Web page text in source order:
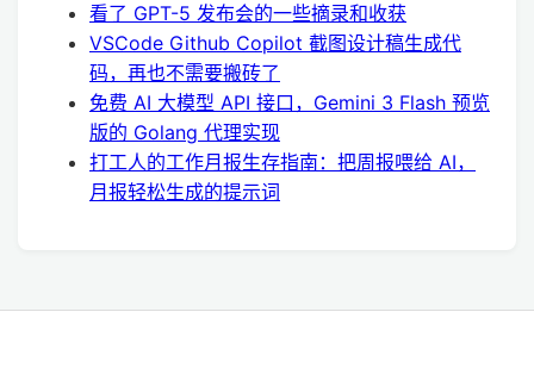
看了 GPT-5 发布会的一些摘录和收获
VSCode Github Copilot 截图设计稿生成代
码，再也不需要搬砖了
免费 AI 大模型 API 接口，Gemini 3 Flash 预览
版的 Golang 代理实现
打工人的工作月报生存指南：把周报喂给 AI，
月报轻松生成的提示词